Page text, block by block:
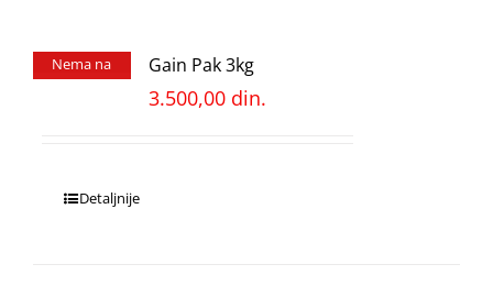
Nema na
Gain Pak 3kg
3.500,00 din.
Detaljnije